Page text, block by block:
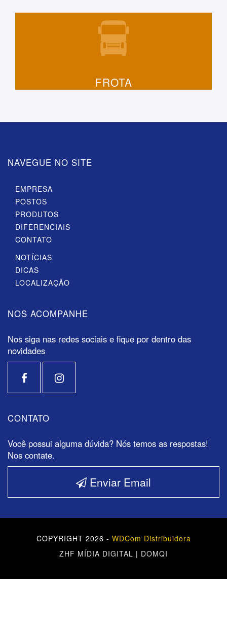
FROTA
NAVEGUE NO SITE
EMPRESA
POSTOS
PRODUTOS
DIFERENCIAIS
CONTATO
NOTÍCIAS
DICAS
LOCALIZAÇÃO
NOS ACOMPANHE
Nos siga nas redes sociais e fique por dentro das
novidades
CONTATO
Você possui alguma dúvida? Nós temos as respostas!
Nos contate.
Enviar Email
COPYRIGHT 2026 - WDCom Distribuidora
ZHF MÍDIA DIGITAL | DOMQI